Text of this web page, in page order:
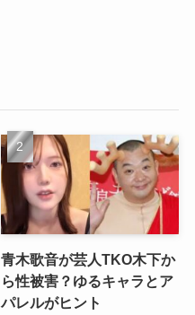
青木歌音が芸人TKO木下か
ら性被害？ゆるキャラとア
パレルがヒント